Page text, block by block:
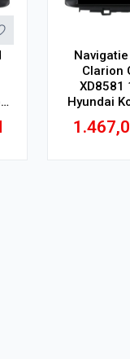
Clarion
XD8581
Hyundai
2017), 2